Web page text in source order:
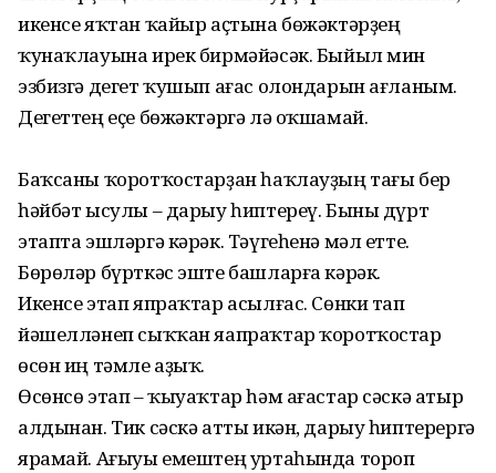
икенсе яҡтан ҡайыр аҫтына бөжәктәрҙең
ҡунаҡлауына ирек бирмәйәсәк. Быйыл мин
эзбизгә дегет ҡушып ағас олондарын ағланым.
Дегеттең еҫе бөжәктәргә лә оҡшамай.
Баҡсаны ҡоротҡостарҙан һаҡлауҙың тағы бер
һәйбәт ысулы – дарыу һиптереү. Быны дүрт
этапта эшләргә кәрәк. Тәүгеһенә мәл етте.
Бөрөләр бүрткәс эште башларға кәрәк.
Икенсе этап япраҡтар асылғас. Сөнки тап
йәшелләнеп сыҡҡан яапраҡтар ҡоротҡостар
өсөн иң тәмле аҙыҡ.
Өсөнсө этап – ҡыуаҡтар һәм ағастар сәскә атыр
алдынан. Тик сәскә атты икән, дарыу һиптерергә
ярамай. Ағыуы емештең уртаһында тороп